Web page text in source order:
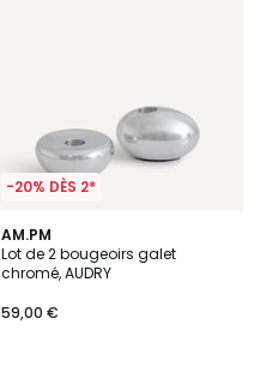
-20% DÈS 2*
AM.PM
Lot de 2 bougeoirs galet
chromé, AUDRY
59,00 €